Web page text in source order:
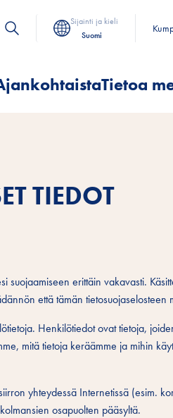
Sijainti ja kieli
Suomi
Tietoa
TIEDOT
suojaamiseen erittäin vakavasti.
että tämän tietosuojaselosteen
Henkilötiedot ovat tietoja,
mitä tietoja keräämme ja mihin
yhteydessä Internetissä (esim.
osapuolten pääsyltä.